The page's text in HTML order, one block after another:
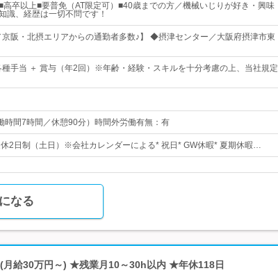
高卒以上■要普免（AT限定可）■40歳までの方／機械いじりが好き・興味
、経歴は一切不問です！
京阪・北摂エリアからの通勤者多数♪】 ◆摂津センター／大阪府摂津市東
手当 ＋ 賞与（年2回）※年齢・経験・スキルを十分考慮の上、当社規定
時間7時間／休憩90分）時間外労働有無：有
2日制（土日）※会社カレンダーによる* 祝日* GW休暇* 夏期休暇…
なる
給30万円～) ★残業月10～30h以内 ★年休118日